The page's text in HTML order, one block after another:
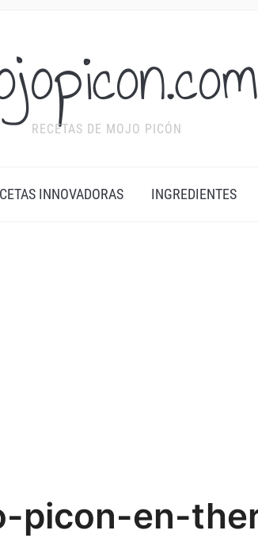
RECETAS DE MOJO PICÓN
INNOVADORAS INGREDIENTES
picon-en-